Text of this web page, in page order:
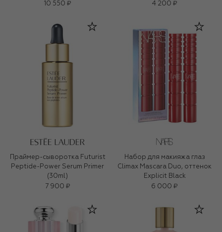
10 550 ₽
4 200 ₽
Праймер-сыворотка Futurist
Peptide-Power Serum Primer
(30ml)
7 900 ₽
Набор для макияжа глаз
Climax Mascara Duo, оттенок
Explicit Black
6 000 ₽